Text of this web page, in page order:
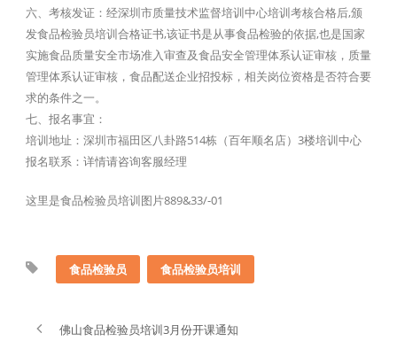
六、考核发证：经深圳市质量技术监督培训中心培训考核合格后,颁
发食品检验员培训合格证书,该证书是从事食品检验的依据,也是国家
实施食品质量安全市场准入审查及食品安全管理体系认证审核，质量
管理体系认证审核，食品配送企业招投标，相关岗位资格是否符合要
求的条件之一。
七、报名事宜：
培训地址：深圳市福田区八卦路514栋（百年顺名店）3楼培训中心
报名联系：详情请咨询客服经理
这里是食品检验员培训图片889&33/-01
食品检验员 食品检验员培训
佛山食品检验员培训3月份开课通知